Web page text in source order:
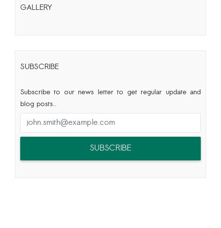
GALLERY
SUBSCRIBE
Subscribe to our news letter to get regular update and
blog posts..
SUBSCRIBE